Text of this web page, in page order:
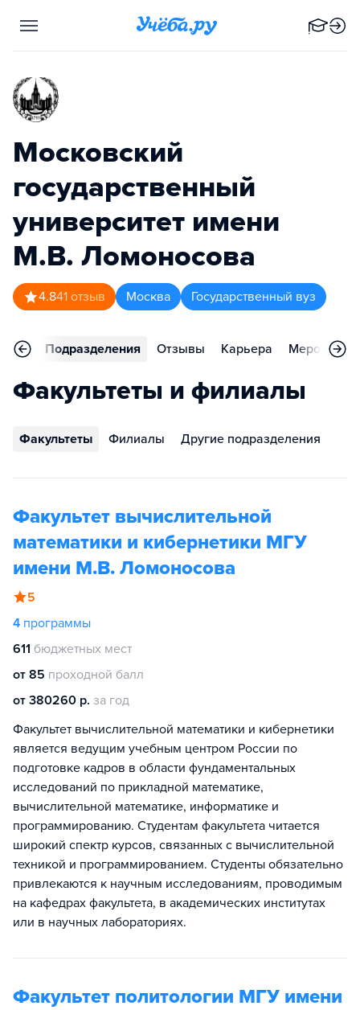
Московский
государственный
университет имени
М.В. Ломоносова
4.841 отзыв Москва Государственный вуз
Подразделения Отзывы Карьера
Факультеты и филиалы
Факультеты Филиалы Другие подразделения
Факультет вычислительной
математики и кибернетики МГУ
имени М.В. Ломоносова
5
4 программы
611 бюджетных мест
от 85 проходной балл
от 380260 р. за год
Факультет вычислительной математики и кибернетики
является ведущим учебным центром России по
подготовке кадров в области фундаментальных
исследований по прикладной математике,
вычислительной математике, информатике и
программированию. Студентам факультета читается
широкий спектр курсов, связанных с вычислительной
техникой и программированием. Студенты обязательно
привлекаются к научным исследованиям, проводимым
на кафедрах факультета, в академических институтах
или в научных лабораториях.
Факультет политологии МГУ имени